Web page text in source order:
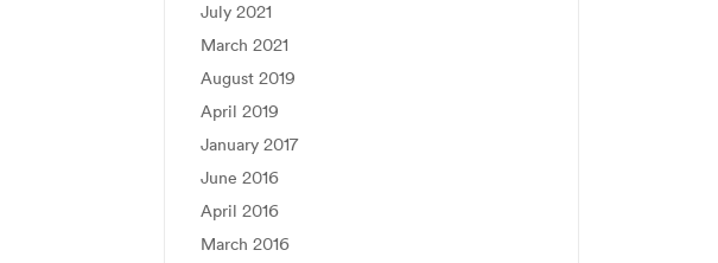
July 2021
March 2021
August 2019
April 2019
January 2017
June 2016
April 2016
March 2016